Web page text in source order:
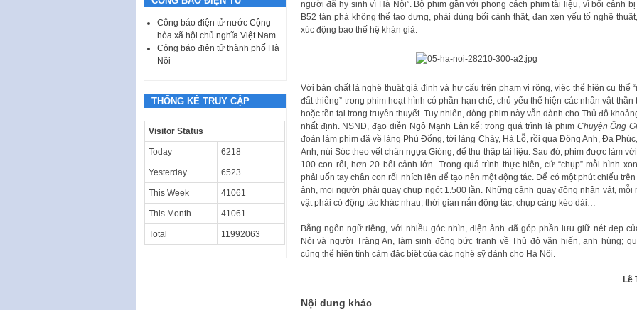
người đã hy sinh vì Hà Nội”. Bộ phim gần với phong cách phim tài liệu, vì bối cảnh bị
B52 tàn phá không thể tạo dựng, phải dùng bối cảnh thật, đan xen yếu tố nghệ
xúc động bao thế hệ khán giả.
Với bản chất là nghệ thuật giả định và hư cấu trên phạm vi rộng, việc thể hiện cụ thể
đất thiêng” trong phim hoạt hình có phần hạn chế, chủ yếu thể hiện các nhân vật thần
hoặc tồn tại trong truyền thuyết. Tuy nhiên, dòng phim này vẫn dành cho Thủ đô
nhất định. NSND, đạo diễn Ngô Mạnh Lân kể: trong quá trình là phimChuyện Ông
đoàn làm phim đã về làng Phù Đổng, tới làng Cháy, Hà Lỗ, rồi qua Đông Anh, Đa
Anh, núi Sóc theo vết chân ngựa Gióng, để thu thập tài liệu. Sau đó, phim được làm
100 con rối, hơn 20 bối cảnh lớn. Trong quá trình thực hiện, cứ “chụp” mỗi hình
phải uốn tay chân con rối nhích lên để tạo nên một động tác. Để có một phút chiếu trên
ảnh, mọi người phải quay chụp ngót 1.500 lần. Những cảnh quay đông nhân vật, mỗi
vật phải có động tác khác nhau, thời gian nắn động tác, chụp càng kéo dài…
Bằng ngôn ngữ riêng, với nhiều góc nhìn, điện ảnh đã góp phần lưu giữ nét đẹp
Nội và người Tràng An, làm sinh động bức tranh về Thủ đô văn hiến, anh hùng;
cũng thể hiện tình cảm đặc biệt của các nghệ sỹ dành cho Hà Nội.
Lê
Nội dung khác
Công báo điện tử nước Cộng
hòa xã hội chủ nghĩa Việt Nam
Công báo điện tử thành phố Hà
Nội
THỐNG KÊ TRUY CẬP
Visitor Status
Today 6218
Yesterday 6523
This Week 41061
This Month 41061
Total 11992063